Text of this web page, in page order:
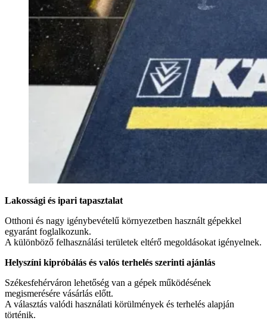
Lakossági és ipari tapasztalat
Otthoni és nagy igénybevételű környezetben használt gépekkel
egyaránt foglalkozunk.
A különböző felhasználási területek eltérő megoldásokat igényelnek.
Helyszíni kipróbálás és valós terhelés szerinti ajánlás
Székesfehérváron lehetőség van a gépek működésének
megismerésére vásárlás előtt.
A választás valódi használati körülmények és terhelés alapján
történik.